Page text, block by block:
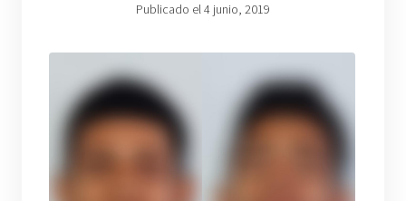
Publicado el 4 junio, 2019